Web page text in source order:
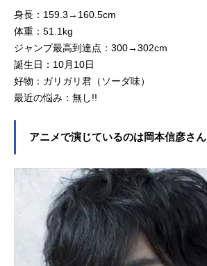
身長：159.3→160.5cm
体重：51.1kg
ジャンプ最高到達点：300→302cm
誕生日：10月10日
好物：ガリガリ君（ソーダ味）
最近の悩み：無し!!
アニメで演じているのは岡本信彦さん